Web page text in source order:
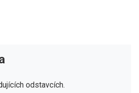
odstavcích.